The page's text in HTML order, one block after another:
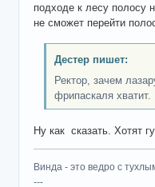
подходе к лесу полосу
не сможет перейти
Дестер пишет:
Ректор, зачем
фрипаскаля хватит.
Ну как сказать. Хотят
Винда - это ведро с
---